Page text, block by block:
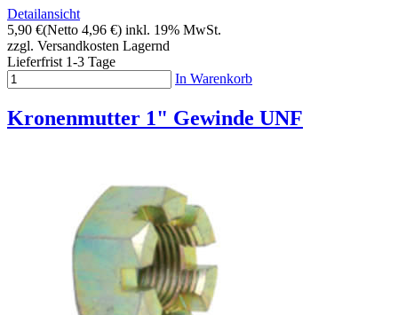
Detailansicht
5,90 €(Netto 4,96 €) inkl. 19% MwSt.
zzgl. Versandkosten Lagernd
Lieferfrist 1-3 Tage
In Warenkorb
Kronenmutter 1" Gewinde UNF